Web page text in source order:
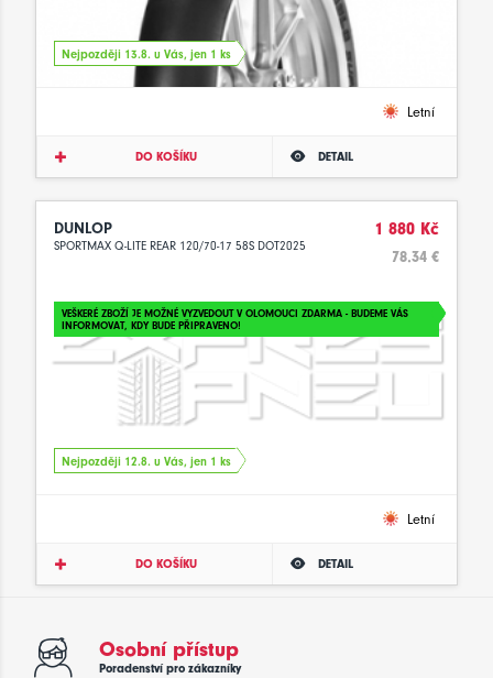
Nejpozději 13.8. u Vás, jen 1 ks
Letní
DO KOŠÍKU DETAIL
DUNLOP
SPORTMAX Q-LITE REAR 120/70-17 58S DOT2025
1 880 Kč
78.34 €
VEŠKERÉ ZBOŽÍ JE MOŽNÉ VYZVEDOUT V OLOMOUCI ZDARMA - BUDEME VÁS
INFORMOVAT, KDY BUDE PŘIPRAVENO!
Nejpozději 12.8. u Vás, jen 1 ks
Letní
DO KOŠÍKU DETAIL
Osobní přístup
Poradenství pro zákazníky